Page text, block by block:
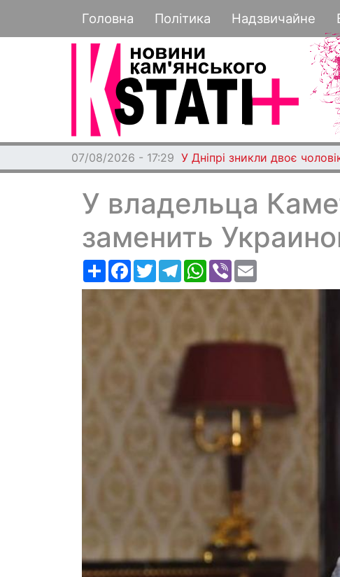
Основная навигация
Головна Політика Надзвичайне
07/08/2026 - 17:29 У Дніпрі зникли двоє
У владельца
заменить
РесурсFacebook
TwitterTelegramWhatsApp
Viber